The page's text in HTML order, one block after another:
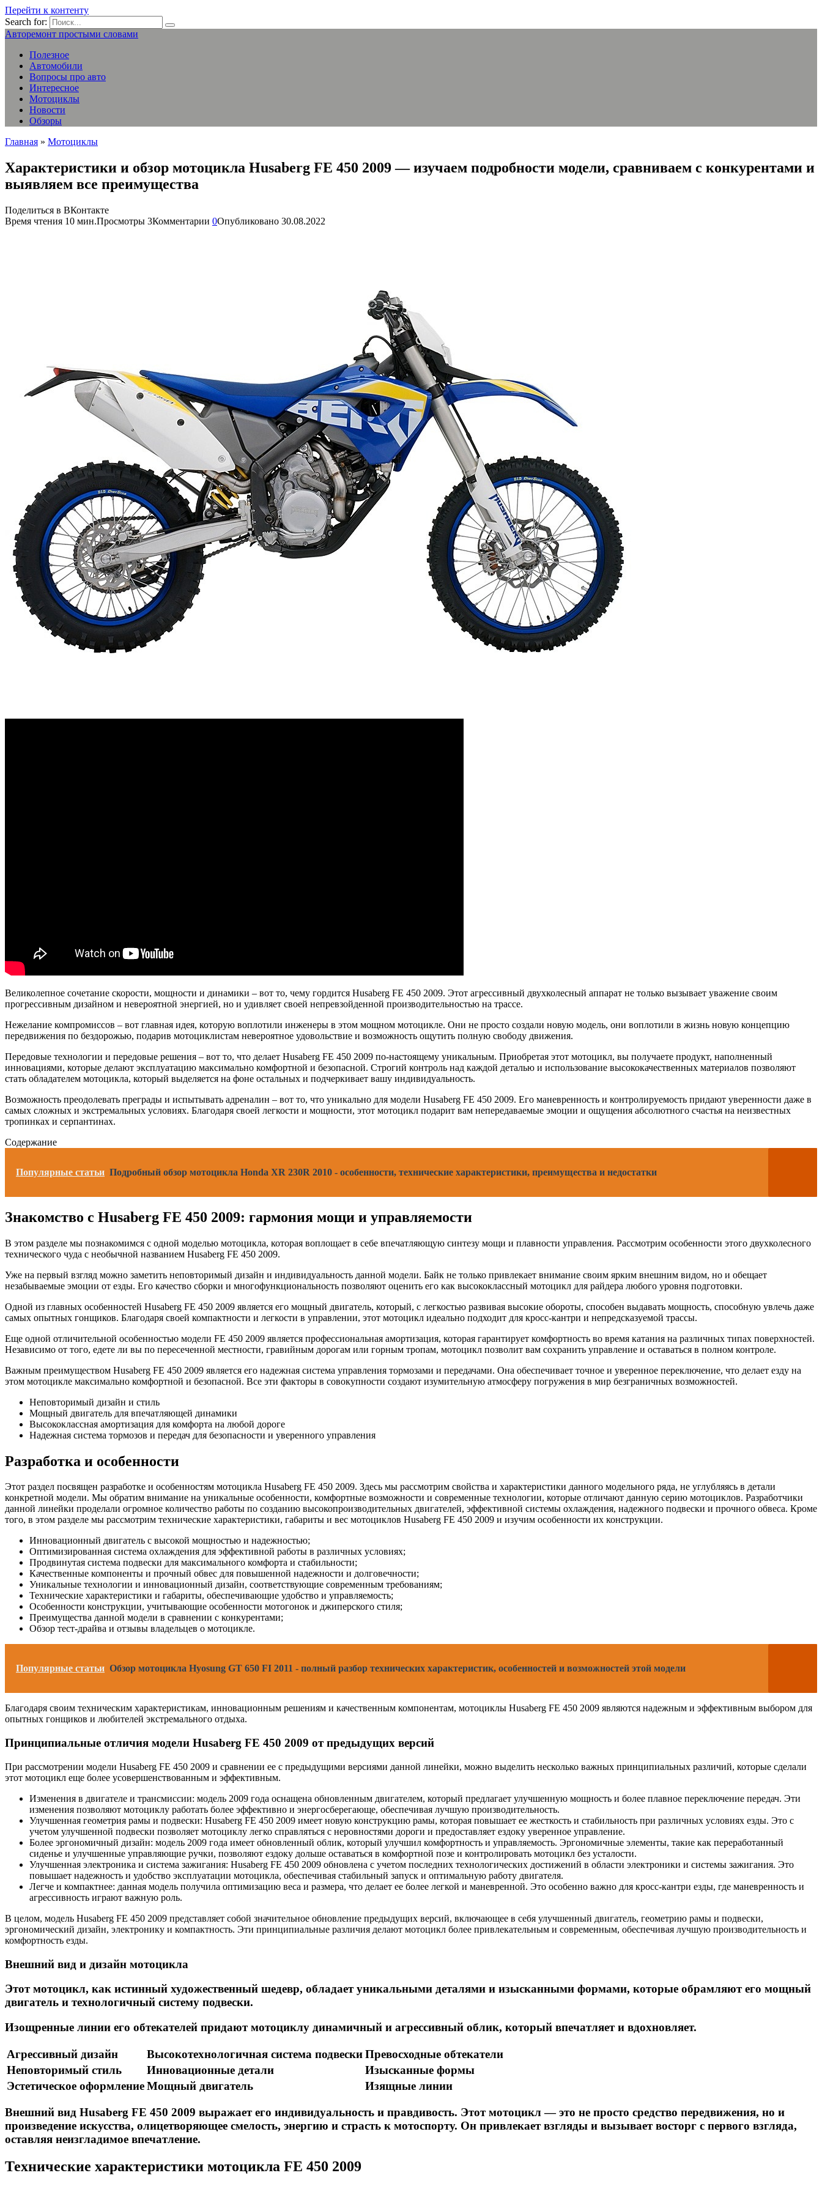
Перейти к контенту
Search for:
Авторемонт простыми словами
Полезное
Автомобили
Вопросы про авто
Интересное
Мотоциклы
Новости
Обзоры
Главная » Мотоциклы
Характеристики и обзор мотоцикла Husaberg FE 450 2009 — изучаем подробности модели, сравниваем с конкурентами и
выявляем все преимущества
Поделиться в ВКонтакте
Время чтения 10 мин.Просмотры 3Комментарии 0Опубликовано 30.08.2022
Великолепное сочетание скорости, мощности и динамики – вот то, чему гордится Husaberg FE 450 2009. Этот агрессивный двухколесный аппарат не только вызывает уважение своим
прогрессивным дизайном и невероятной энергией, но и удивляет своей непревзойденной производительностью на трассе.
Нежелание компромиссов – вот главная идея, которую воплотили инженеры в этом мощном мотоцикле. Они не просто создали новую модель, они воплотили в жизнь новую концепцию
передвижения по бездорожью, подарив мотоциклистам невероятное удовольствие и возможность ощутить полную свободу движения.
Передовые технологии и передовые решения – вот то, что делает Husaberg FE 450 2009 по-настоящему уникальным. Приобретая этот мотоцикл, вы получаете продукт, наполненный
инновациями, которые делают эксплуатацию максимально комфортной и безопасной. Строгий контроль над каждой деталью и использование высококачественных материалов позволяют
стать обладателем мотоцикла, который выделяется на фоне остальных и подчеркивает вашу индивидуальность.
Возможность преодолевать преграды и испытывать адреналин – вот то, что уникально для модели Husaberg FE 450 2009. Его маневренность и контролируемость придают уверенности даже в
самых сложных и экстремальных условиях. Благодаря своей легкости и мощности, этот мотоцикл подарит вам непередаваемые эмоции и ощущения абсолютного счастья на неизвестных
тропинках и серпантинах.
Содержание
Популярные статьи Подробный обзор мотоцикла Honda XR 230R 2010 - особенности, технические характеристики, преимущества и недостатки
Знакомство с Husaberg FE 450 2009: гармония мощи и управляемости
В этом разделе мы познакомимся с одной моделью мотоцикла, которая воплощает в себе впечатляющую синтезу мощи и плавности управления. Рассмотрим особенности этого двухколесного
технического чуда с необычной названием Husaberg FE 450 2009.
Уже на первый взгляд можно заметить неповторимый дизайн и индивидуальность данной модели. Байк не только привлекает внимание своим ярким внешним видом, но и обещает
незабываемые эмоции от езды. Его качество сборки и многофункциональность позволяют оценить его как высококлассный мотоцикл для райдера любого уровня подготовки.
Одной из главных особенностей Husaberg FE 450 2009 является его мощный двигатель, который, с легкостью развивая высокие обороты, способен выдавать мощность, способную увлечь даже
самых опытных гонщиков. Благодаря своей компактности и легкости в управлении, этот мотоцикл идеально подходит для кросс-кантри и непредсказуемой трассы.
Еще одной отличительной особенностью модели FE 450 2009 является профессиональная амортизация, которая гарантирует комфортность во время катания на различных типах поверхностей.
Независимо от того, едете ли вы по пересеченной местности, гравийным дорогам или горным тропам, мотоцикл позволит вам сохранить управление и оставаться в полном контроле.
Важным преимуществом Husaberg FE 450 2009 является его надежная система управления тормозами и передачами. Она обеспечивает точное и уверенное переключение, что делает езду на
этом мотоцикле максимально комфортной и безопасной. Все эти факторы в совокупности создают изумительную атмосферу погружения в мир безграничных возможностей.
Неповторимый дизайн и стиль
Мощный двигатель для впечатляющей динамики
Высококлассная амортизация для комфорта на любой дороге
Надежная система тормозов и передач для безопасности и уверенного управления
Разработка и особенности
Этот раздел посвящен разработке и особенностям мотоцикла Husaberg FE 450 2009. Здесь мы рассмотрим свойства и характеристики данного модельного ряда, не углубляясь в детали
конкретной модели. Мы обратим внимание на уникальные особенности, комфортные возможности и современные технологии, которые отличают данную серию мотоциклов. Разработчики
данной линейки проделали огромное количество работы по созданию высокопроизводительных двигателей, эффективной системы охлаждения, надежного подвески и прочного обвеса. Кроме
того, в этом разделе мы рассмотрим технические характеристики, габариты и вес мотоциклов Husaberg FE 450 2009 и изучим особенности их конструкции.
Инновационный двигатель с высокой мощностью и надежностью;
Оптимизированная система охлаждения для эффективной работы в различных условиях;
Продвинутая система подвески для максимального комфорта и стабильности;
Качественные компоненты и прочный обвес для повышенной надежности и долговечности;
Уникальные технологии и инновационный дизайн, соответствующие современным требованиям;
Технические характеристики и габариты, обеспечивающие удобство и управляемость;
Особенности конструкции, учитывающие особенности мотогонок и джиперского стиля;
Преимущества данной модели в сравнении с конкурентами;
Обзор тест-драйва и отзывы владельцев о мотоцикле.
Популярные статьи Обзор мотоцикла Hyosung GT 650 FI 2011 - полный разбор технических характеристик, особенностей и возможностей этой модели
Благодаря своим техническим характеристикам, инновационным решениям и качественным компонентам, мотоциклы Husaberg FE 450 2009 являются надежным и эффективным выбором для
опытных гонщиков и любителей экстремального отдыха.
Принципиальные отличия модели Husaberg FE 450 2009 от предыдущих версий
При рассмотрении модели Husaberg FE 450 2009 и сравнении ее с предыдущими версиями данной линейки, можно выделить несколько важных принципиальных различий, которые сделали
этот мотоцикл еще более усовершенствованным и эффективным.
Изменения в двигателе и трансмиссии: модель 2009 года оснащена обновленным двигателем, который предлагает улучшенную мощность и более плавное переключение передач. Эти
изменения позволяют мотоциклу работать более эффективно и энергосберегающе, обеспечивая лучшую производительность.
Улучшенная геометрия рамы и подвески: Husaberg FE 450 2009 имеет новую конструкцию рамы, которая повышает ее жесткость и стабильность при различных условиях езды. Это с
учетом улучшенной подвески позволяет мотоциклу легко справляться с неровностями дороги и предоставляет ездоку уверенное управление.
Более эргономичный дизайн: модель 2009 года имеет обновленный облик, который улучшил комфортность и управляемость. Эргономичные элементы, такие как переработанный
сиденье и улучшенные управляющие ручки, позволяют ездоку дольше оставаться в комфортной позе и контролировать мотоцикл без усталости.
Улучшенная электроника и система зажигания: Husaberg FE 450 2009 обновлена с учетом последних технологических достижений в области электроники и системы зажигания. Это
повышает надежность и удобство эксплуатации мотоцикла, обеспечивая стабильный запуск и оптимальную работу двигателя.
Легче и компактнее: данная модель получила оптимизацию веса и размера, что делает ее более легкой и маневренной. Это особенно важно для кросс-кантри езды, где маневренность и
агрессивность играют важную роль.
В целом, модель Husaberg FE 450 2009 представляет собой значительное обновление предыдущих версий, включающее в себя улучшенный двигатель, геометрию рамы и подвески,
эргономический дизайн, электронику и компактность. Эти принципиальные различия делают мотоцикл более привлекательным и современным, обеспечивая лучшую производительность и
комфортность езды.
Внешний вид и дизайн мотоцикла
Этот мотоцикл, как истинный художественный шедевр, обладает уникальными деталями и изысканными формами, которые обрамляют его мощный
двигатель и технологичный систему подвески.
Изощренные линии его обтекателей придают мотоциклу динамичный и агрессивный облик, который впечатляет и вдохновляет.
Агрессивный дизайн Высокотехнологичная система подвескиПревосходные обтекатели
Неповторимый стиль
Инновационные детали
Изысканные формы
Эстетическое оформлениеМощный двигатель Изящные линии
Внешний вид Husaberg FE 450 2009 выражает его индивидуальность и правдивость. Этот мотоцикл — это не просто средство передвижения, но и
произведение искусства, олицетворяющее смелость, энергию и страсть к мотоспорту. Он привлекает взгляды и вызывает восторг с первого взгляда,
оставляя неизгладимое впечатление.
Технические характеристики мотоцикла FE 450 2009